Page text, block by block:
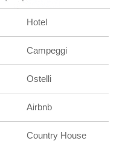
Hotel
Campeggi
Ostelli
Airbnb
Country House